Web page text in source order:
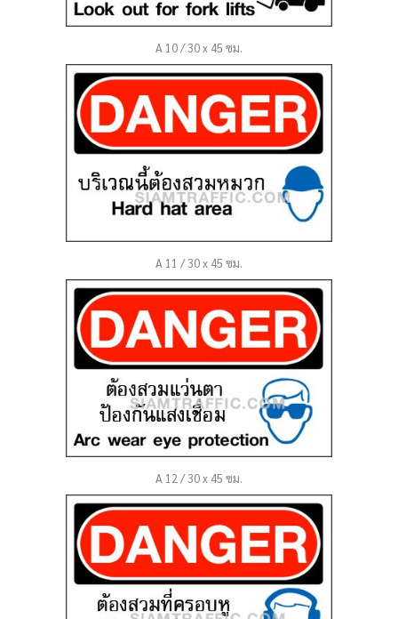
A 10 / 30 x 45 ซม.
A 11 / 30 x 45 ซม.
A 12 / 30 x 45 ซม.